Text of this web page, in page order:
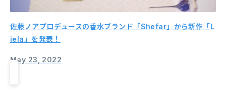
佐藤ノアプロデュースの香水ブランド「Shefar」から新作「L
iela」を発表！
May 23, 2022